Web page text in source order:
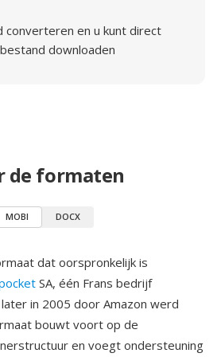
converteren en u kunt direct
downloaden
de formaten
MOBI DOCX
dat oorspronkelijk is
SA, één Frans bedrijf
in 2005 door Amazon werd
bouwt voort op de
en voegt ondersteuning